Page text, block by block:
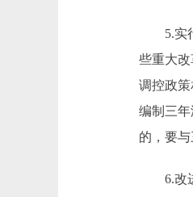
5.实行
些重大
调控政
编制三
的，要与
6.改进